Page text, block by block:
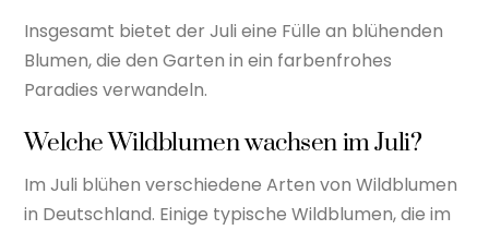
Insgesamt bietet der Juli eine Fülle an blühenden
Blumen, die den Garten in ein farbenfrohes
Paradies verwandeln.
Welche Wildblumen wachsen im Juli?
Im Juli blühen verschiedene Arten von Wildblumen
in Deutschland. Einige typische Wildblumen, die im